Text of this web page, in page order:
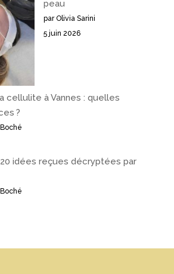
peau
par Olivia Sarini
5 juin 2026
cellulite à Vannes : quelles
?
idées reçues décryptées par